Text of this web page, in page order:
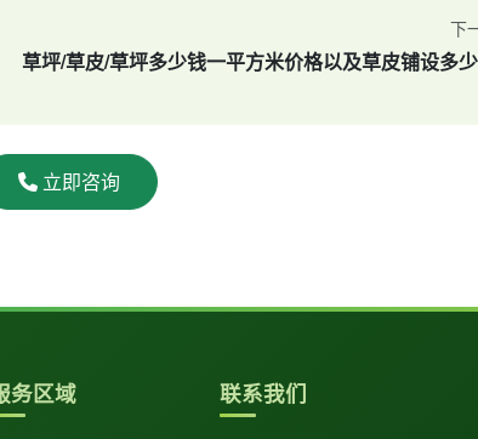
下
草坪/草皮/草坪多少钱一平方米价格以及草皮铺设多
立即咨询
务区域 联系我们